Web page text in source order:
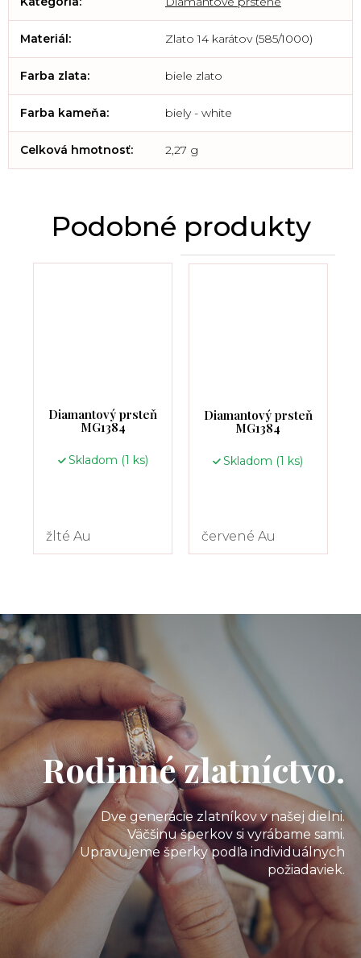
Materiál: Zlato 14 karátov (585/1000)
Farba zlata: biele zlato
Farba kameňa: biely - white
Celková hmotnosť: 2,27 g
Diamantový prsteň
MG1384
Skladom (1 ks)
žlté Au
Diamantový prsteň
MG1384
Skladom (1 ks)
červené Au
Rodinné zlatníctvo.
Dve generácie zlatníkov v našej dielni.
Väčšinu šperkov si vyrábame sami.
Upravujeme šperky podľa individuálnych
požiadaviek.